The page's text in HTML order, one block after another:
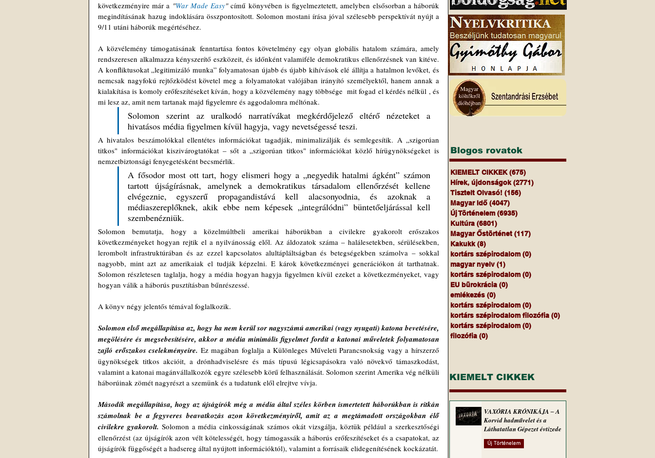
következményire már a "War Made Easy" című könyvében is figyelmeztetett, amelyben elsősorban a háborúk
megindításának hazug indoklására összpontosított. Solomon mostani írása jóval szélesebb perspektívát nyújt a
9/11 utáni háborúk megértéséhez.
A közvélemény támogatásának fenntartása fontos követelmény egy olyan globális hatalom számára, amely
rendszeresen alkalmazza kényszerítő eszközeit, és időnként valamiféle demokratikus ellenőrzésnek van kitéve.
A konfliktusokat „legitimizáló munka” folyamatosan újabb és újabb kihívások elé állítja a hatalmon levőket, és
nemcsak nagyfokú rejtőzködést követel meg a folyamatokat valójában irányító személyektől, hanem annak a
kialakítása is komoly erőfeszítéseket kíván, hogy a közvélemény nagy többsége  mit fogad el kérdés nélkül , és
mi lesz az, amit nem tartanak majd figyelemre és aggodalomra méltónak.
Solomon szerint az uralkodó narratívákat megkérdőjelező eltérő nézeteket a
hivatásos média figyelmen kívül hagyja, vagy nevetségessé teszi.
A hivatalos beszámolókkal ellentétes információkat tagadják, minimalizálják és semlegesítik. A „szigorúan
titkos" információkat kiszivárogtatókat – sőt a „szigorúan titkos" információkat közlő hírügynökségeket is
nemzetbiztonsági fenyegetésként becsmérlik.
A fősodor most ott tart, hogy elismeri hogy a „negyedik hatalmi ágként” számon
tartott újságírásnak, amelynek a demokratikus társadalom ellenőrzését kellene
elvégeznie, egyszerű propagandistává kell alacsonyodnia, és azoknak a
médiaszereplőknek, akik ebbe nem képesek „integrálódni” büntetőeljárással kell
szembenézniük.
Solomon bemutatja, hogy a közelmúltbeli amerikai háborúkban a civilekre gyakorolt erőszakos
következményeket hogyan rejtik el a nyilvánosság elől. Az áldozatok száma – halálesetekben, sérülésekben,
lerombolt infrastruktúrában és az ezzel kapcsolatos alultápláltságban és betegségekben számolva – sokkal
nagyobb, mint azt az amerikaiak el tudják képzelni. E károk következményei generációkon át tarthatnak.
Solomon részletesen taglalja, hogy a média hogyan hagyja figyelmen kívül ezeket a következményeket, vagy
hogyan válik a háborús pusztításban bűnrészessé.
A könyv négy jelentős témával foglalkozik.
Solomon első megállapítása az, hogy ha nem kerül sor nagyszámú amerikai (vagy nyugati) katona bevetésére,
megölésére és megsebesítésére, akkor a média minimális figyelmet fordít a katonai műveletek folyamatosan
zajló erőszakos cselekményeire. Ez magában foglalja a Különleges Műveleti Parancsnokság vagy a hírszerző
ügynökségek titkos akcióit, a drónhadviselésre és más típusú légicsapásokra való növekvő támaszkodást,
valamint a katonai magánvállalkozók egyre szélesebb körű felhasználását. Solomon szerint Amerika vég nélküli
háborúinak zömét nagyrészt a szemünk és a tudatunk elől elrejtve vívja.
Második megállapítása, hogy az újságírók még a média által széles körben ismertetett háborúkban is ritkán
számolnak be a fegyveres beavatkozás azon következményiről, amit az a megtámadott országokban élő
civilekre gyakorolt. Solomon a média cinkosságának számos okát vizsgálja, köztük például a szerkesztőségi
ellenőrzést (az újságírók azon vélt kötelességét, hogy támogassák a háborús erőfeszítéseket és a csapatokat, az
Blogos rovatok
KIEMELT CIKKEK (675)
Hírek, újdonságok (2771)
Tisztelt Olvasó! (156)
Magyar Idő (4047)
Új Történelem (6935)
Kultúra (6801)
Magyar Őstörténet (117)
Kakukk (8)
kortárs szépirodalom (0)
magyar nyelv (1)
kortárs szépirodalom (0)
EU bürokrácia (0)
emlékezés (0)
kortárs szépirodalom (0)
kortárs szépirodalom filozófia (0)
kortárs szépirodalom (0)
filozófia (0)
KIEMELT CIKKEK
VAXÓRIA KRÓNIKÁJA ‒ A
Korvid hadművelet és a
Láthatatlan Gépezet évtizede
Új Történelem